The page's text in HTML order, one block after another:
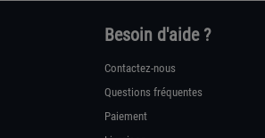
Besoin d'aide ?
Contactez-nous
Questions fréquentes
Paiement